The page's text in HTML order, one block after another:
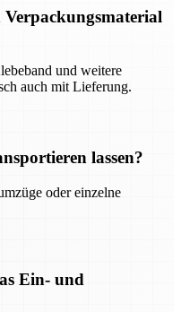
und weitere
auch mit Lieferung.
lassen?
oder einzelne
Ein- und